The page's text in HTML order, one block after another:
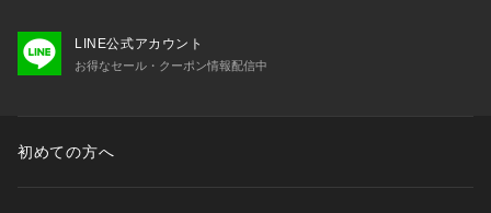
LINE公式アカウント
お得なセール・クーポン情報配信中
初めての方へ